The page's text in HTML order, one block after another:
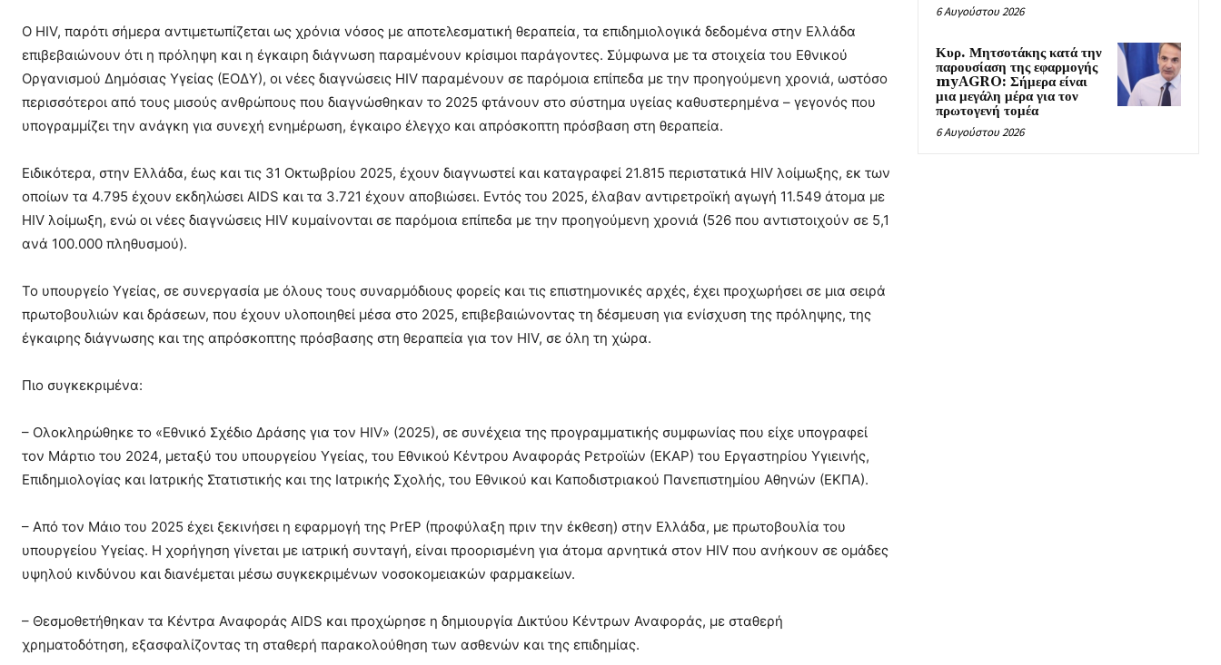
Ο HIV, παρότι σήμερα αντιμετωπίζεται ως χρόνια νόσος με αποτελεσματική θεραπεία, τα επιδημιολογικά δεδομένα στην Ελλάδα
επιβεβαιώνουν ότι η πρόληψη και η έγκαιρη διάγνωση παραμένουν κρίσιμοι παράγοντες. Σύμφωνα με τα στοιχεία του Εθνικού
Οργανισμού Δημόσιας Υγείας (ΕΟΔΥ), οι νέες διαγνώσεις HIV παραμένουν σε παρόμοια επίπεδα με την προηγούμενη χρονιά, ωστόσο
περισσότεροι από τους μισούς ανθρώπους που διαγνώσθηκαν το 2025 φτάνουν στο σύστημα υγείας καθυστερημένα – γεγονός που
υπογραμμίζει την ανάγκη για συνεχή ενημέρωση, έγκαιρο έλεγχο και απρόσκοπτη πρόσβαση στη θεραπεία.
Ειδικότερα, στην Ελλάδα, έως και τις 31 Οκτωβρίου 2025, έχουν διαγνωστεί και καταγραφεί 21.815 περιστατικά HIV λοίμωξης, εκ των
οποίων τα 4.795 έχουν εκδηλώσει AIDS και τα 3.721 έχουν αποβιώσει. Εντός του 2025, έλαβαν αντιρετροϊκή αγωγή 11.549 άτομα με
HIV λοίμωξη, ενώ οι νέες διαγνώσεις HIV κυμαίνονται σε παρόμοια επίπεδα με την προηγούμενη χρονιά (526 που αντιστοιχούν σε 5,1
ανά 100.000 πληθυσμού).
Το υπουργείο Υγείας, σε συνεργασία με όλους τους συναρμόδιους φορείς και τις επιστημονικές αρχές, έχει προχωρήσει σε μια σειρά
πρωτοβουλιών και δράσεων, που έχουν υλοποιηθεί μέσα στο 2025, επιβεβαιώνοντας τη δέσμευση για ενίσχυση της πρόληψης, της
έγκαιρης διάγνωσης και της απρόσκοπτης πρόσβασης στη θεραπεία για τον HIV, σε όλη τη χώρα.
Πιο συγκεκριμένα:
– Ολοκληρώθηκε το «Εθνικό Σχέδιο Δράσης για τον HIV» (2025), σε συνέχεια της προγραμματικής συμφωνίας που είχε υπογραφεί
τον Μάρτιο του 2024, μεταξύ του υπουργείου Υγείας, του Εθνικού Κέντρου Αναφοράς Ρετροϊών (ΕΚΑΡ) του Εργαστηρίου Υγιεινής,
Επιδημιολογίας και Ιατρικής Στατιστικής και της Ιατρικής Σχολής, του Εθνικού και Καποδιστριακού Πανεπιστημίου Αθηνών (ΕΚΠΑ).
– Από τον Μάιο του 2025 έχει ξεκινήσει η εφαρμογή της PrEP (προφύλαξη πριν την έκθεση) στην Ελλάδα, με πρωτοβουλία του
υπουργείου Υγείας. Η χορήγηση γίνεται με ιατρική συνταγή, είναι προορισμένη για άτομα αρνητικά στον HIV που ανήκουν σε ομάδες
υψηλού κινδύνου και διανέμεται μέσω συγκεκριμένων νοσοκομειακών φαρμακείων.
– Θεσμοθετήθηκαν τα Κέντρα Αναφοράς AIDS και προχώρησε η δημιουργία Δικτύου Κέντρων Αναφοράς, με σταθερή
χρηματοδότηση, εξασφαλίζοντας τη σταθερή παρακολούθηση των ασθενών και της επιδημίας.
6 Αυγούστου 2026
Κυρ. Μητσοτάκης κατά την
παρουσίαση της εφαρμογής
myAGRO: Σήμερα είναι
μια μεγάλη μέρα για τον
πρωτογενή τομέα
6 Αυγούστου 2026